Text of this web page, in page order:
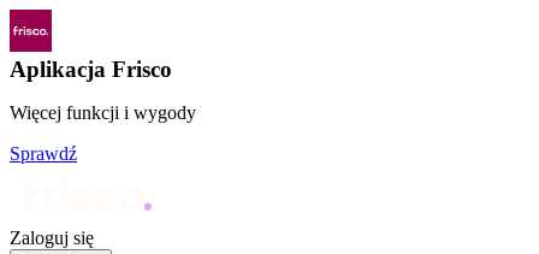
Aplikacja Frisco
Więcej funkcji i wygody
Sprawdź
Zaloguj się